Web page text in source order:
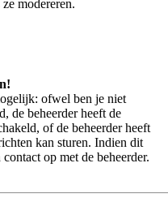
modereren.
ofwel ben je niet
de beheerder heeft de
of de beheerder heeft
kan sturen. Indien dit
op met de beheerder.